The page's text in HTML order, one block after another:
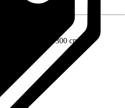
300 x 300 cm